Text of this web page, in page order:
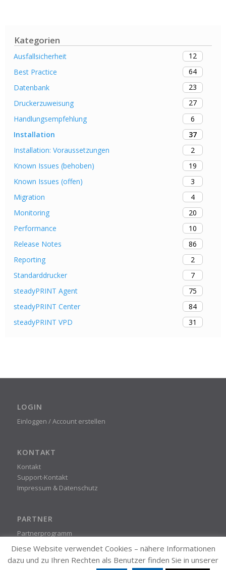
Kategorien
Ausfallsicherheit
12
Best Practice
64
Datenbank
23
Druckerzuweisung
27
Handlungsempfehlung
6
Installation
37
Installation: Voraussetzungen
2
Known Issues (behoben)
19
Known Issues (offen)
3
Migration
4
Monitoring
20
Performance
10
Release Notes
86
Reporting
2
Standarddrucker
7
steadyPRINT Agent
75
steadyPRINT Center
84
steadyPRINT VPD
31
LOGIN
Einloggen / Account erstellen
KONTAKT
Kontakt
Support-Kontakt
Impressum & Datenschutz
PARTNER
Partnerprogramm
STEADYPRINT
Diese Website verwendet Cookies – nähere Informationen
dazu und zu Ihren Rechten als Benutzer finden Sie in unserer